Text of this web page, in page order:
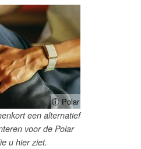
ⓘ Polar
een alternatief
voor de Polar
u hier ziet.